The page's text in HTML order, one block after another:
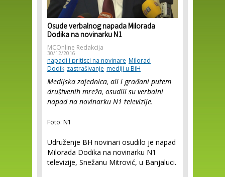
Osude verbalnog napada Milorada
Dodika na novinarku N1
MCOnline Redakcija
30/12/2016
napadi i pritisci na novinare Milorad
Dodik zastrašivanje mediji u BiH
Medijska zajednica, ali i građani putem
društvenih mreža, osudili su verbalni
napad na novinarku N1 televizije.
Foto: N1
Udruženje BH novinari osudilo je napad
Milorada Dodika na novinarku N1
televizije, Snežanu Mitrović, u Banjaluci.